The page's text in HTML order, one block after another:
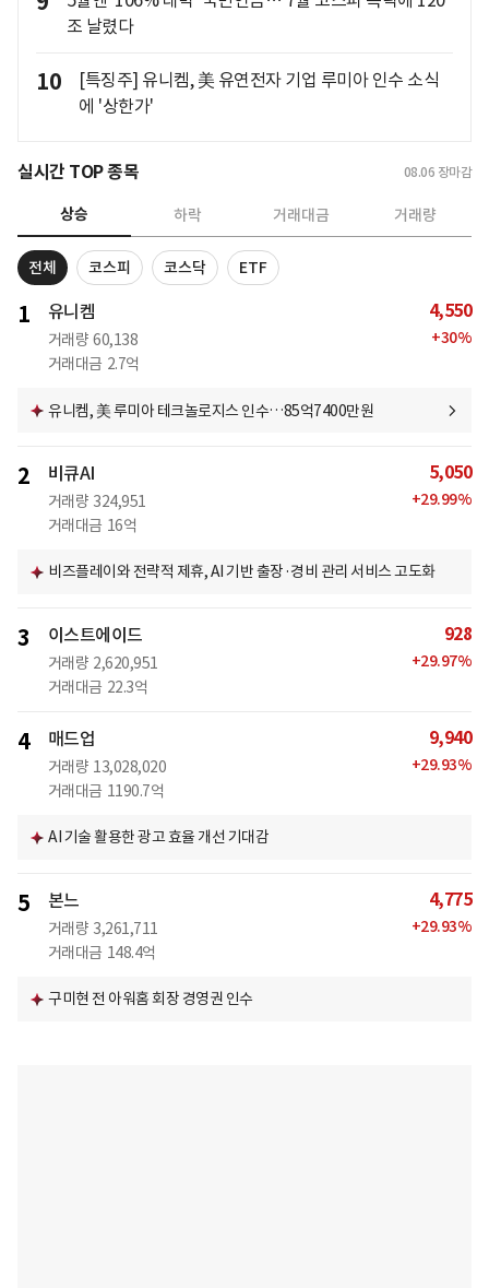
조 날렸다
10
[특징주] 유니켐, 美 유연전자 기업 루미아 인수 소식
에 '상한가'
실시간 TOP 종목 08.06 장마감
상승 하락 거래대금 거래량
전체 코스피 코스닥 ETF
1 유니켐
거래량 60,138
거래대금 2.7억
4,550
+30%
유니켐, 美 루미아 테크놀로지스 인수…85억7400만원
2 비큐AI
거래량 324,951
거래대금 16억
5,050
+29.99%
비즈플레이와 전략적 제휴, AI 기반 출장·경비 관리 서비스 고도화
3 이스트에이드
거래량 2,620,951
거래대금 22.3억
928
+29.97%
4 매드업
거래량 13,028,020
거래대금 1190.7억
9,940
+29.93%
AI 기술 활용한 광고 효율 개선 기대감
5 본느
거래량 3,261,711
거래대금 148.4억
4,775
+29.93%
구미현 전 아워홈 회장 경영권 인수